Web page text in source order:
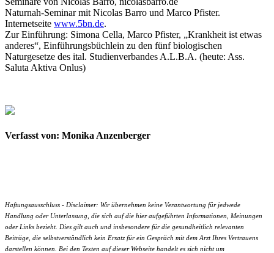
Naturnah-Seminar mit Nicolas Barro und Marco Pfister.
Internetseite www.5bn.de.
Zur Einführung: Simona Cella, Marco Pfister, „Krankheit ist etwas
anderes“, Einführungsbüchlein zu den fünf biologischen
Naturgesetze des ital. Studienverbandes A.L.B.A. (heute: Ass.
Saluta Aktiva Onlus)
Verfasst von: Monika Anzenberger
Haftungsausschluss - Disclaimer: Wir übernehmen keine Verantwortung für jedwede
Handlung oder Unterlassung, die sich auf die hier aufgeführten Informationen, Meinungen
oder Links bezieht. Dies gilt auch und insbesondere für die gesundheitlich relevanten
Beiträge, die selbstverständlich kein Ersatz für ein Gespräch mit dem Arzt Ihres Vertrauens
darstellen können. Bei den Texten auf dieser Webseite handelt es sich nicht um